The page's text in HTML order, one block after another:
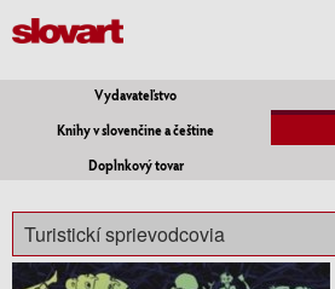
Vydavateľstvo
Knihy v slovenčine a češtine
Doplnkový tovar